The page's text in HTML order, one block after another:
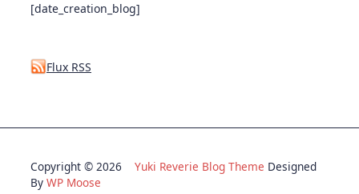
[date_creation_blog]
Flux RSS
Copyright © 2026 Yuki Reverie Blog Theme Designed
By WP Moose